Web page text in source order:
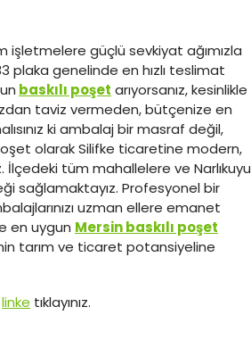
işletmelere güçlü sevkiyat ağımızla
plaka genelinde en hızlı teslimat
baskılı poşet arıyorsanız, kesinlikle
taviz vermeden, bütçenize en
ki ambalaj bir masraf değil,
Poşet olarak Silifke ticaretine modern,
tüm mahallelere ve Narlıkuyu
sağlamaktayız. Profesyonel bir
uzman ellere emanet
en uygun Mersin baskılı poşet
tarım ve ticaret potansiyeline
linke tıklayınız.